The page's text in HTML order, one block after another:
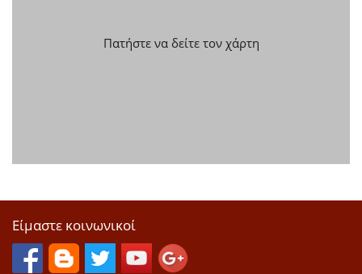
Πατήστε να δείτε τον χάρτη
Είμαστε κοινωνικοί